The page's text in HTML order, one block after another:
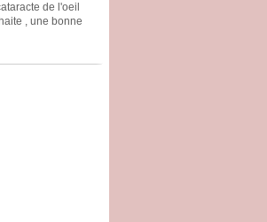
de l'oeil
, une bonne